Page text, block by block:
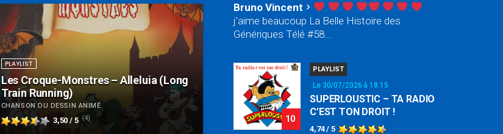
PLAYLIST
Les Croque-Monstres – Alleluia (Long
Train Running)
CHANSON DU DESSIN ANIMÉ
3,50 / 5 (4)
Bruno Vincent chevron_right
j’aime beaucoup La Belle Histoire des
Génériques Télé #58...
10
PLAYLIST
Le 30/07/2026 à 18:15
SUPERLOUSTIC – TA RADIO
C’EST TON DROIT !
4,74 / 5